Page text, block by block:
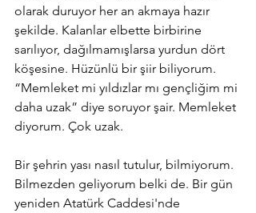
olarak duruyor her an akmaya hazır
şekilde. Kalanlar elbette birbirine
sarılıyor, dağılmamışlarsa yurdun dört
köşesine. Hüzünlü bir şiir biliyorum.
“Memleket mi yıldızlar mı gençliğim mi
daha uzak” diye soruyor şair. Memleket
diyorum. Çok uzak.
Bir şehrin yası nasıl tutulur, bilmiyorum.
Bilmezden geliyorum belki de. Bir gün
yeniden Atatürk Caddesi'nde